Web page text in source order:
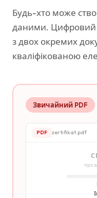
Будь-хто може
даними. Цифровий
з двох окремих
кваліфікованою
Звичайний PDF
PDF zertifikat.pdf
про